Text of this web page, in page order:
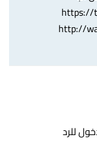
https://
http://
للرد